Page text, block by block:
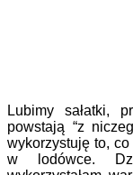
Lubimy sałatki,
powstają “z
wykorzystuję to,
w lodówce.